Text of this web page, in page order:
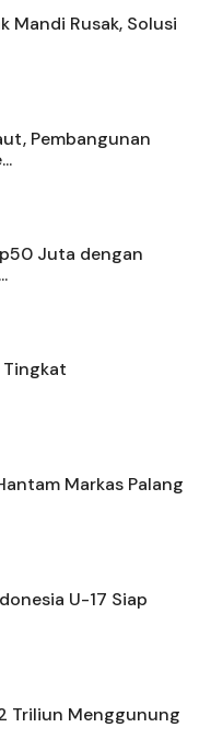
Mandi Rusak, Solusi
Pembangunan
Juta dengan
Tingkat
Markas Palang
U-17 Siap
Triliun Menggunung